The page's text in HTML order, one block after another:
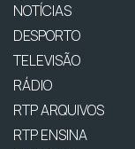
NOTÍCIAS
DESPORTO
TELEVISÃO
RÁDIO
RTP ARQUIVOS
RTP ENSINA